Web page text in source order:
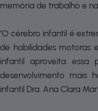
memória de trabalho e
"O cérebro infantil é
de habilidades motoras
infantil aproveita essa
desenvolvimento mais
infantil Dra. Ana Clara